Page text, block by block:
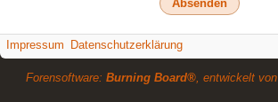
Impressum Datenschutzerklärung
Forensoftware: Burning Board®, entwickelt von